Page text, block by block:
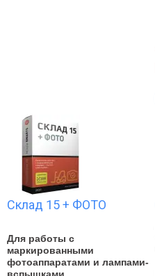
Склад 15 + ФОТО
Для работы с
маркированными
фотоаппаратами и лампами-